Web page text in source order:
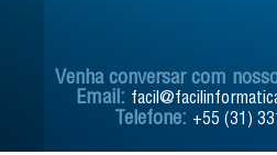
Venha conversar com
Email:
Telefone: +55 (31)